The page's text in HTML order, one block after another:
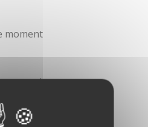
moment
moment